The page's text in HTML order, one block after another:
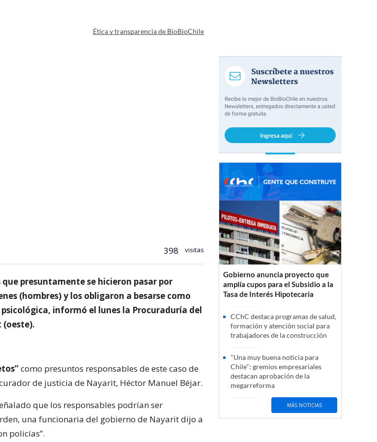
Ética y transparencia de BioBioChile
398 visitas
presuntamente se hicieron pasar por
(hombres) y los obligaron a besarse como
informó el lunes la Procuraduría del
como presuntos responsables de este caso de
de justicia de Nayarit, Héctor Manuel Béjar.
que los responsables podrían ser
una funcionaria del gobierno de Nayarit dijo a
policías”.
Gobierno anuncia proyecto que
amplía cupos para el Subsidio a la
Tasa de Interés Hipotecaria
CChC destaca programas de salud,
formación y atención social para
trabajadores de la construcción
"Una muy buena noticia para
Chile": gremios empresariales
destacan aprobación de la
megarreforma
MÁS NOTICIAS